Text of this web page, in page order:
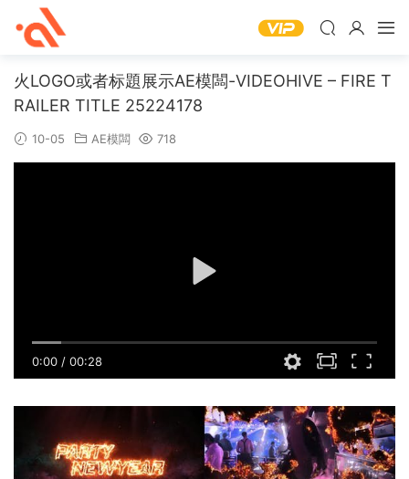
火LOGO或者标題展示AE模闆-VIDEOHIVE – FIRE T
RAILER TITLE 25224178
10-05 AE模闆 718
0:00 / 00:28